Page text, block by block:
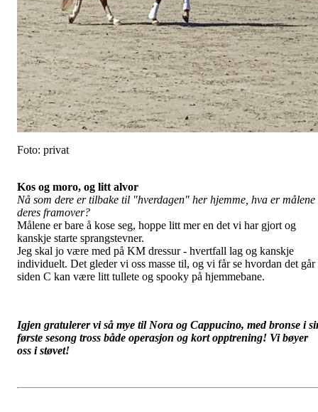
Foto: privat
Kos og moro, og litt alvor
Nå som dere er tilbake til "hverdagen" her hjemme, hva er målene
deres framover?
Målene er bare å kose seg, hoppe litt mer en det vi har gjort og
kanskje starte sprangstevner.
Jeg skal jo være med på KM dressur - hvertfall lag og kanskje
individuelt. Det gleder vi oss masse til, og vi får se hvordan det går
siden C kan være litt tullete og spooky på hjemmebane.
Igjen gratulerer vi så mye til Nora og Cappucino, med bronse i
første sesong tross både operasjon og kort opptrening! Vi bøyer
oss i støvet!